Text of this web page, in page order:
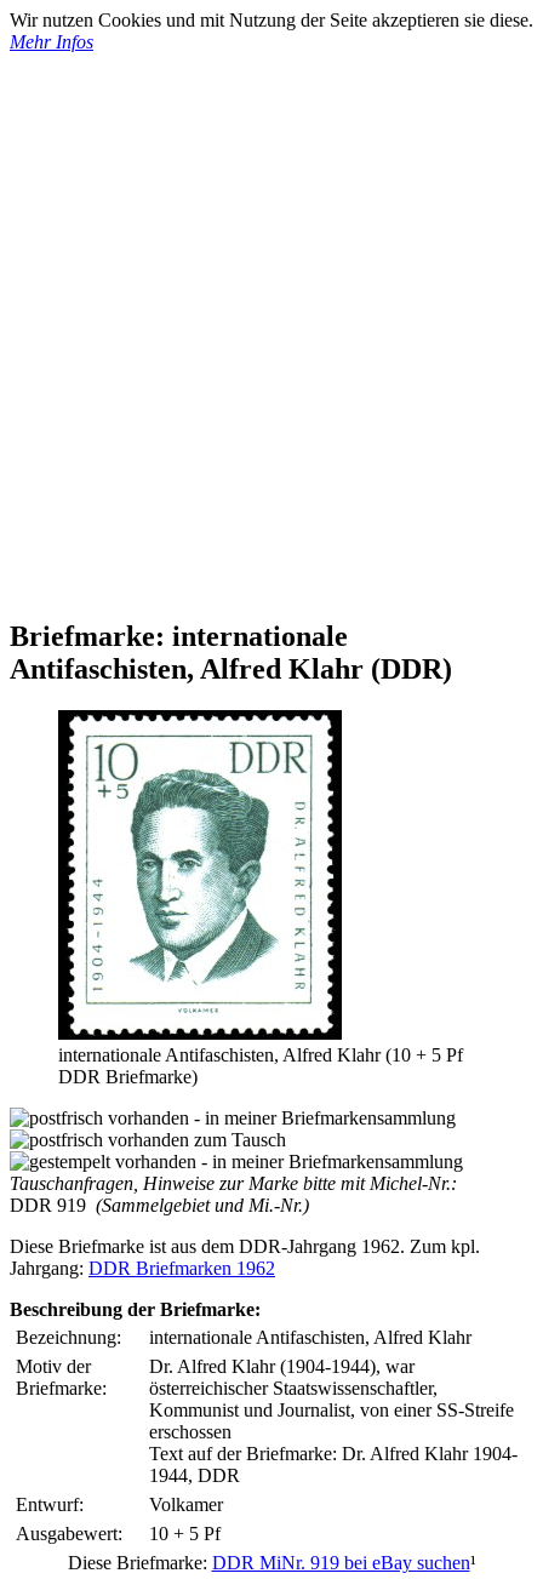
Wir nutzen Cookies und mit Nutzung der Seite akzeptieren sie diese.
Mehr Infos
Briefmarke: internationale
Antifaschisten, Alfred Klahr (DDR)
internationale Antifaschisten, Alfred Klahr (10 + 5 Pf
DDR Briefmarke)
Tauschanfragen, Hinweise zur Marke bitte mit Michel-Nr.:
DDR 919 (Sammelgebiet und Mi.-Nr.)
Diese Briefmarke ist aus dem DDR-Jahrgang 1962. Zum kpl.
Jahrgang: DDR Briefmarken 1962
Beschreibung der Briefmarke:
Bezeichnung:
internationale Antifaschisten, Alfred Klahr
Motiv der
Briefmarke:
Dr. Alfred Klahr (1904-1944), war
österreichischer Staatswissenschaftler,
Kommunist und Journalist, von einer SS-Streife
erschossen
Text auf der Briefmarke: Dr. Alfred Klahr 1904-
1944, DDR
Entwurf:
Volkamer
Ausgabewert:
10 + 5 Pf
Diese Briefmarke: DDR MiNr. 919 bei eBay suchen¹